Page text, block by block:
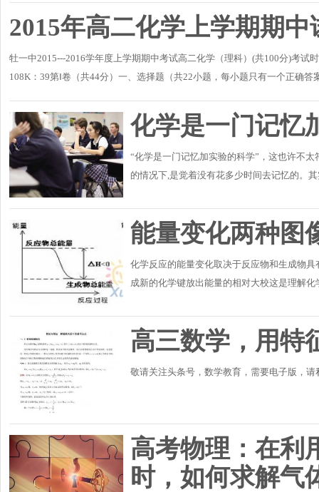
2015年高二化学上学期期
牡一中2015---2016学年度上学期期中考试高二化学（理科）(共100分)考试
108K：39第Ⅰ卷（共44分）一、选择题（共22小题，每小题只有一个正确
化学是一门记忆
“化学是一门记忆加实验的科学”，这也许不
的情况下,是觉着没有花多少时间去记忆的。
能量变化两种图
化学反应的能量变化取决于反应物和生成物
成新的化学键放出能量的相对大校这是理解
高三数学，用特
敬请关注头条号，数学教育，需要电子版，请
高考物理：在利
时，如何求解气